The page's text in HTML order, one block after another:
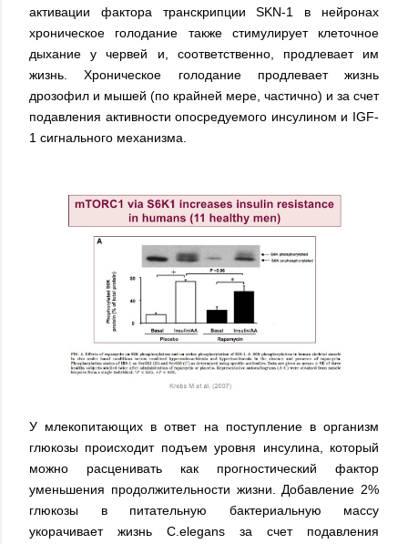
активации фактора транскрипции SKN-1 в нейронах
хроническое голодание также стимулирует клеточное
дыхание у червей и, соответственно, продлевает им
жизнь. Хроническое голодание продлевает жизнь
дрозофил и мышей (по крайней мере, частично) и за счет
подавления активности опосредуемого инсулином и IGF-
1 сигнального механизма.
У млекопитающих в ответ на поступление в организм
глюкозы происходит подъем уровня инсулина, который
можно расценивать как прогностический фактор
уменьшения продолжительности жизни. Добавление 2%
глюкозы в питательную бактериальную массу
укорачивает жизнь C.elegans за счет подавления